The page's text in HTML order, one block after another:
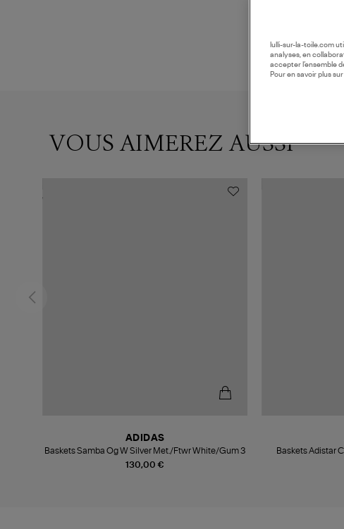
VOUS AIMEREZ AUSSI
130,00 €
ADIDAS
Baskets Samba Og W Silver Met./Ftwr White/Gum 3
Baskets Adistar
lulli-sur-la-toile.com
analyses, en
accepter l’ensemble
Pour en savoir plus